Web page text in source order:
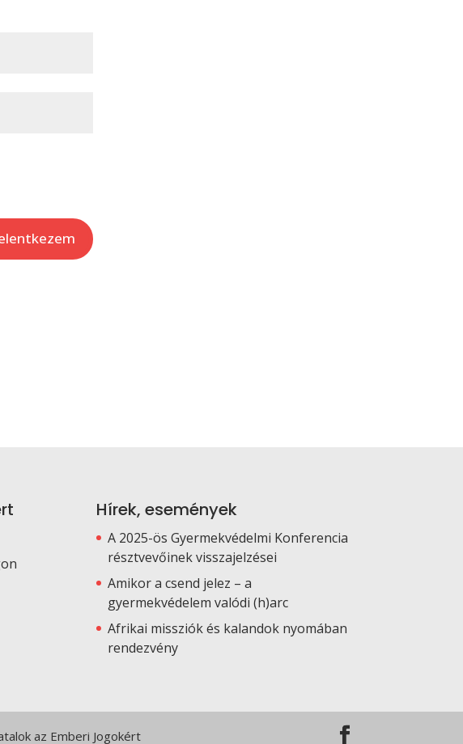
Hírek, események
A 2025-ös Gyermekvédelmi Konferencia
résztvevőinek visszajelzései
Amikor a csend jelez – a
gyermekvédelem valódi (h)arc
Afrikai missziók és kalandok nyomában
rendezvény
az Emberi Jogokért